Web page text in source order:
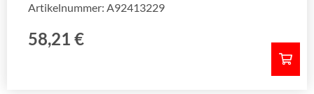
58,21 €
Artikelnummer: A92413229